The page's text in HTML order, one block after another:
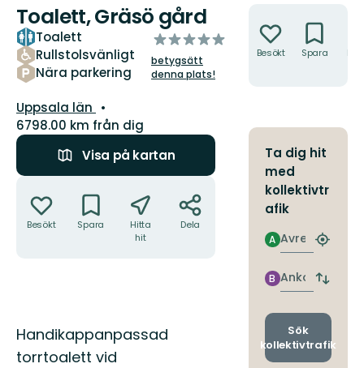
Toalett, Gräsö gård
Toalett
Rullstolsvänligt
Nära parkering
av
5
stjärnor
betygsätt
denna plats!
Län:
Uppsala län
6798.00 km från dig
Visa på kartan
Besökt Spara
Hitta
hit
Dela
Beskrivning
Handikappanpassad
torrtoalett vid
Besökt Spara
Ta dig hit
med
kollektivtr
afik
Avresa
A
Hitta
Ankomst
B
Byt
och
Sök
kollektivtrafik